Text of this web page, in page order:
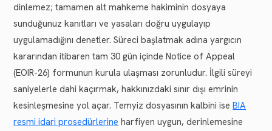
dinlemez; tamamen alt mahkeme hakiminin dosyaya
sunduğunuz kanıtları ve yasaları doğru uygulayıp
uygulamadığını denetler. Süreci başlatmak adına yargıcın
kararından itibaren tam 30 gün içinde Notice of Appeal
(EOIR-26) formunun kurula ulaşması zorunludur. İlgili süreyi
saniyelerle dahi kaçırmak, hakkınızdaki sınır dışı emrinin
kesinleşmesine yol açar. Temyiz dosyasının kalbini ise BIA
resmi idari prosedürlerine harfiyen uygun, derinlemesine